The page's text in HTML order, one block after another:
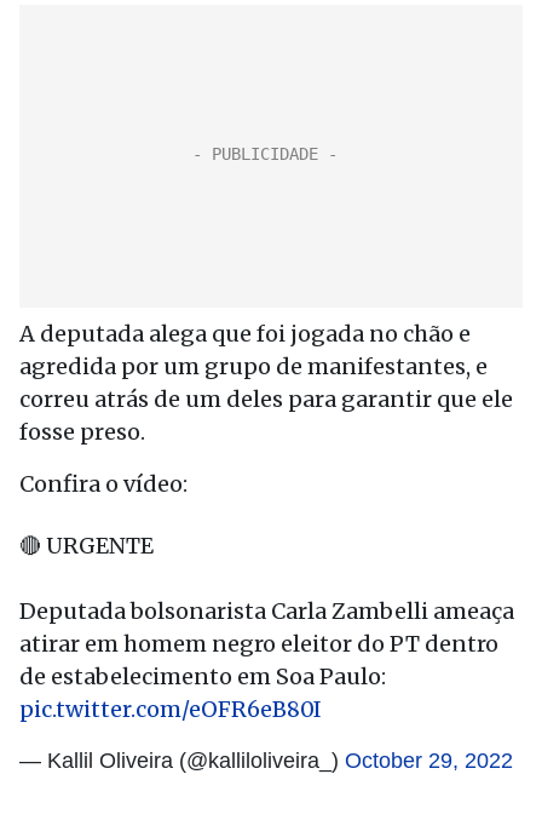
A deputada alega que foi jogada no chão e
agredida por um grupo de manifestantes, e
correu atrás de um deles para garantir que ele
fosse preso.
Confira o vídeo:
🔴 URGENTE
Deputada bolsonarista Carla Zambelli ameaça
atirar em homem negro eleitor do PT dentro
de estabelecimento em Soa Paulo:
pic.twitter.com/eOFR6eB80I
— Kallil Oliveira (@kalliloliveira_) October 29, 2022